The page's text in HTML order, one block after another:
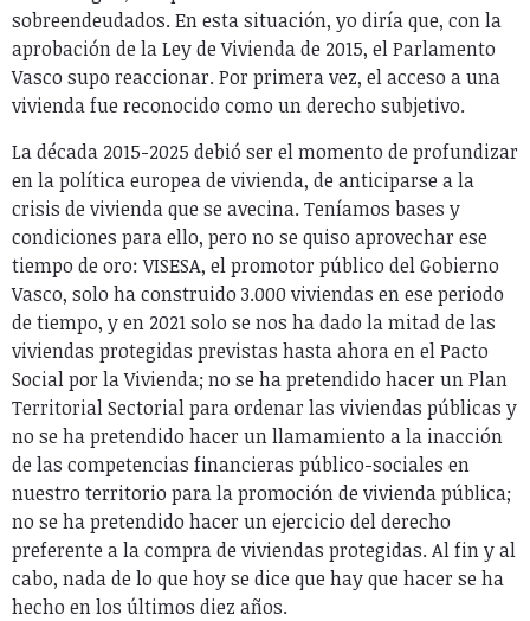
sobreendeudados. En esta situación, yo diría que, con la
aprobación de la Ley de Vivienda de 2015, el Parlamento
Vasco supo reaccionar. Por primera vez, el acceso a una
vivienda fue reconocido como un derecho subjetivo.
La década 2015-2025 debió ser el momento de profundizar
en la política europea de vivienda, de anticiparse a la
crisis de vivienda que se avecina. Teníamos bases y
condiciones para ello, pero no se quiso aprovechar ese
tiempo de oro: VISESA, el promotor público del Gobierno
Vasco, solo ha construido 3.000 viviendas en ese periodo
de tiempo, y en 2021 solo se nos ha dado la mitad de las
viviendas protegidas previstas hasta ahora en el Pacto
Social por la Vivienda; no se ha pretendido hacer un Plan
Territorial Sectorial para ordenar las viviendas públicas y
no se ha pretendido hacer un llamamiento a la inacción
de las competencias financieras público-sociales en
nuestro territorio para la promoción de vivienda pública;
no se ha pretendido hacer un ejercicio del derecho
preferente a la compra de viviendas protegidas. Al fin y al
cabo, nada de lo que hoy se dice que hay que hacer se ha
hecho en los últimos diez años.